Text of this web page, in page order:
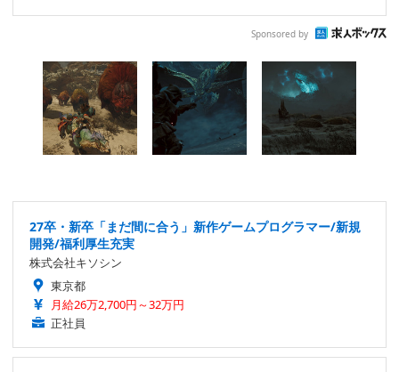
Sponsored by
27卒・新卒「まだ間に合う」新作ゲームプログラマー/新規
開発/福利厚生充実
株式会社キソシン
東京都
月給26万2,700円～32万円
正社員